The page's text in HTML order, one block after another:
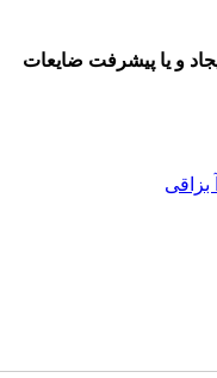
و یا پیشرفت ضایعات
بزاقی